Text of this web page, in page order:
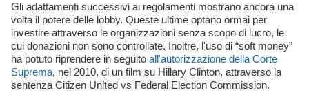
Gli adattamenti successivi ai regolamenti mostrano ancora una
volta il potere delle lobby. Queste ultime optano ormai per
investire attraverso le organizzazioni senza scopo di lucro, le
cui donazioni non sono controllate. Inoltre, l'uso di “soft money”
ha potuto riprendere in seguito all'autorizzazione della Corte
Suprema, nel 2010, di un film su Hillary Clinton, attraverso la
sentenza Citizen United vs Federal Election Commission.